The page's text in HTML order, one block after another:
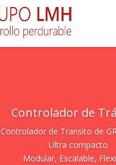
Controlador de
Controlador de Transito de
Ultra compacto
Modular, Escalable,